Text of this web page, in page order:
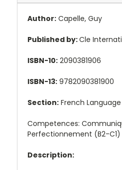
Author: Capelle, Guy
Published by:Cle
ISBN-10: 2090381906
ISBN-13: 9782090381900
Section: French
Competences:
Perfectionnement (B2-C1)
Description: